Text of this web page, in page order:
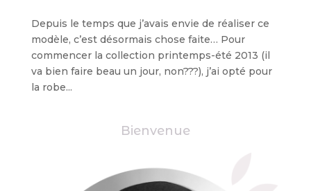
Depuis le temps que j’avais envie de réaliser ce
modèle, c’est désormais chose faite… Pour
commencer la collection printemps-été 2013 (il
va bien faire beau un jour, non???), j’ai opté pour
la robe...
Bienvenue